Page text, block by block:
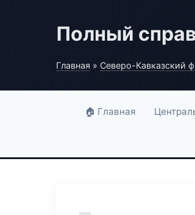
Полный
Главная » Северо-Кавказский
🏠 Главная